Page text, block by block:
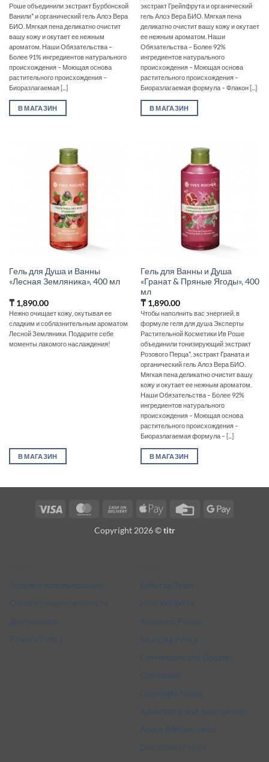
Роше объединили экстракт Бурбонской
Ванили* и органический гель Алоэ Вера
БИО. Мягкая пена деликатно очистит
вашу кожу и окутает ее нежным
ароматом. Наши Обязательства –
Более 91% ингредиентов натурального
происхождения – Моющая основа
растительного происхождения –
Биоразлагаемая [...]
В МАГАЗИН
экстракт Грейпфрута и органический
гель Алоэ Вера БИО. Мягкая пена
деликатно очистит вашу кожу и окутает
ее нежным ароматом. Наши
Обязательства – Более 92%
ингредиентов натурального
происхождения – Моющая основа
растительного происхождения –
Биоразлагаемая формула – Флакон [...]
В МАГАЗИН
Гель для Душа и Ванны
«Лесная Земляника», 400 мл
₸1,890.00
Нежно очищает кожу, окутывая ее
сладким и соблазнительным ароматом
Лесной Земляники. Подарите себе
моменты лакомого наслаждения!
В МАГАЗИН
Гель для Ванны и Душа
«Гранат & Пряные Ягоды», 400
мл
₸1,890.00
Чтобы наполнить вас энергией, в
формуле геля для душа Эксперты
Растительной Косметики Ив Роше
объединили тонизирующий экстракт
Розового Перца*, экстракт Граната и
органический гель Алоэ Вера БИО.
Мягкая пена деликатно очистит вашу
кожу и окутает ее нежным ароматом.
Наши Обязательства – Более 92%
ингредиентов натурального
происхождения – Моющая основа
растительного происхождения –
Биоразлагаемая формула – [...]
В МАГАЗИН
Visa MasterCardCash
Delivery
Apple
Credit
Google
Copyright 2026 ©titr
Условия использования
Отказ от ответственности
Доступность
Privacy Policy
Editorial Team
How We Work
Accuracy Policy
Sourcing Policy
Corrections and Updates
Contribute
Copyright Policy
Advertising and Sponsorship
About Affiliate Links
Discussion Policy